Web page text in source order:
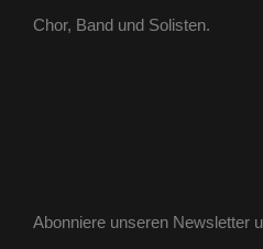
Chor, Band und Solisten.
Abonniere unseren Newsletter